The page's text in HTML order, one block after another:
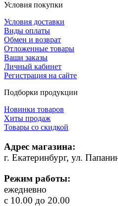
Условия покупки
Условия доставки
Виды оплаты
Обмен и возврат
Отложенные товары
Ваши заказы
Личный кабинет
Регистрация на сайте
Подборки продукции
Новинки товаров
Хиты продаж
Товары со скидкой
Адрес магазина:
г. Екатеринбург, ул.
Режим работы:
ежедневно
с 10.00 до 20.00